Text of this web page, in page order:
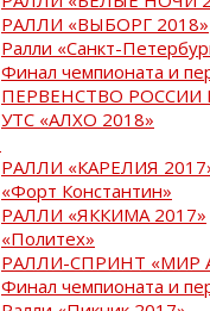
РАЛЛИ «ВЫБОРГ 2018»
Ралли «Санкт-
Финал чемпионата и
ПЕРВЕНСТВО
УТС «АЛХО 2018»
РАЛЛИ «КАРЕЛИЯ
«Форт Константин»
РАЛЛИ «ЯККИМА 2017»
«Политех»
РАЛЛИ-СПРИНТ «МИР
Финал чемпионата и